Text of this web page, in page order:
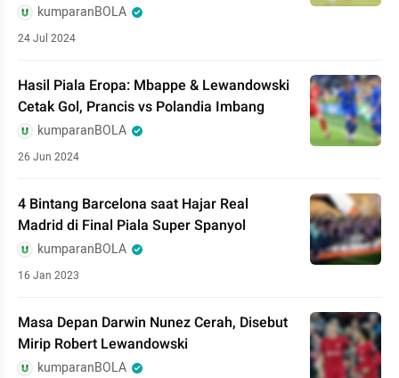
kumparanBOLA
24 Jul 2024
Hasil Piala Eropa: Mbappe & Lewandowski
Cetak Gol, Prancis vs Polandia Imbang
kumparanBOLA
26 Jun 2024
4 Bintang Barcelona saat Hajar Real
Madrid di Final Piala Super Spanyol
kumparanBOLA
16 Jan 2023
Masa Depan Darwin Nunez Cerah, Disebut
Mirip Robert Lewandowski
kumparanBOLA